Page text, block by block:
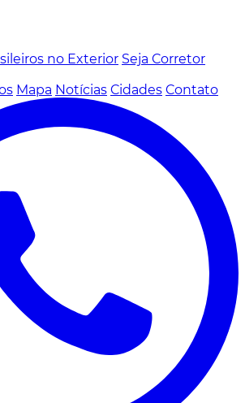
no Exterior Seja Corretor
Mapa Notícias Cidades Contato